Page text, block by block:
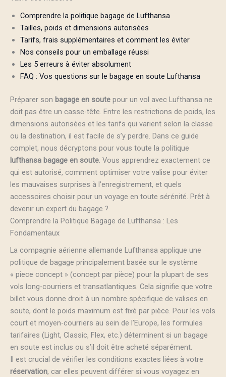
Comprendre la politique bagage de Lufthansa
Tailles, poids et dimensions autorisées
Tarifs, frais supplémentaires et comment les éviter
Nos conseils pour un emballage réussi
Les 5 erreurs à éviter absolument
FAQ : Vos questions sur le bagage en soute Lufthansa
Préparer son bagage en soute pour un vol avec Lufthansa ne
doit pas être un casse-tête. Entre les restrictions de poids, les
dimensions autorisées et les tarifs qui varient selon la classe
ou la destination, il est facile de s’y perdre. Dans ce guide
complet, nous décryptons pour vous toute la politique
lufthansa bagage en soute . Vous apprendrez exactement ce
qui est autorisé, comment optimiser votre valise pour éviter
les mauvaises surprises à l’enregistrement, et quels
accessoires choisir pour un voyage en toute sérénité. Prêt à
devenir un expert du bagage ?
Comprendre la Politique Bagage de Lufthansa : Les
Fondamentaux
La compagnie aérienne allemande Lufthansa applique une
politique de bagage principalement basée sur le système
« piece concept » (concept par pièce) pour la plupart de ses
vols long-courriers et transatlantiques. Cela signifie que votre
billet vous donne droit à un nombre spécifique de valises en
soute, dont le poids maximum est fixé par pièce. Pour les vols
court et moyen-courriers au sein de l’Europe, les formules
tarifaires (Light, Classic, Flex, etc.) déterminent si un bagage
en soute est inclus ou s’il doit être acheté séparément.
Il est crucial de vérifier les conditions exactes liées à votre
réservation, car elles peuvent différer si vous voyagez en